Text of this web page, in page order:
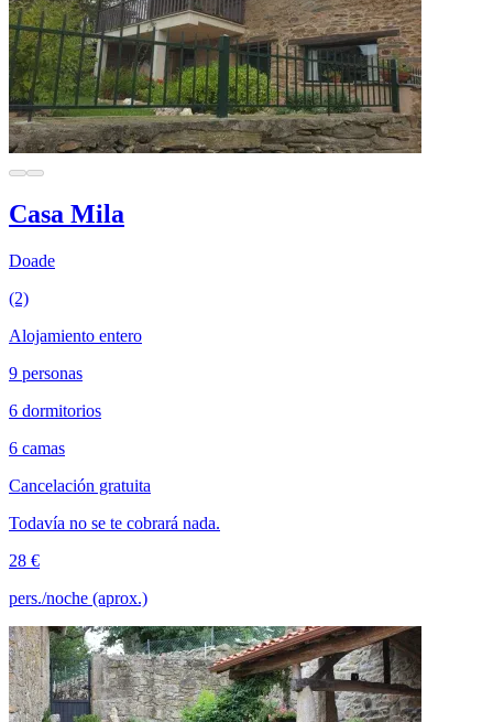
Casa Mila
Doade
(2)
Alojamiento entero
9 personas
6 dormitorios
6 camas
Cancelación gratuita
Todavía no se te cobrará nada.
28 €
pers./noche (aprox.)